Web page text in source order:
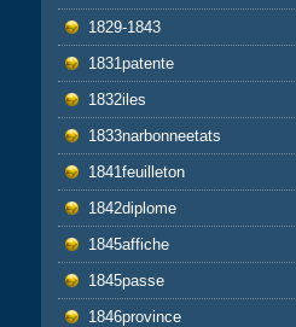
1829-1843
1831patente
1832iles
1833narbonneetats
1841feuilleton
1842diplome
1845affiche
1845passe
1846province